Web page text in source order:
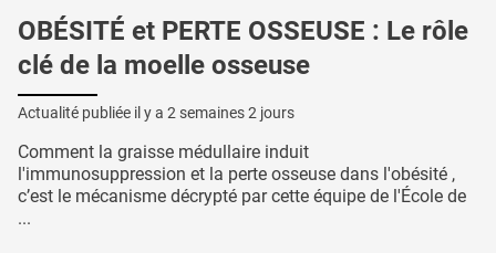
OBÉSITÉ et PERTE OSSEUSE : Le rôle
clé de la moelle osseuse
Actualité publiée il y a 2 semaines 2 jours
Comment la graisse médullaire induit
l'immunosuppression et la perte osseuse dans l'obésité ,
c’est le mécanisme décrypté par cette équipe de l'École de
...